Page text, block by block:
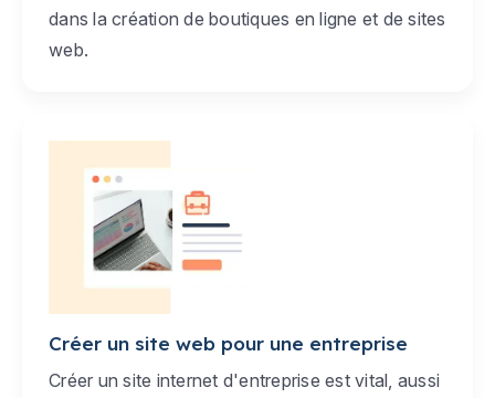
dans la création de boutiques en ligne et de sites
web.
Créer un site web pour une entreprise
Créer un site internet d'entreprise est vital, aussi